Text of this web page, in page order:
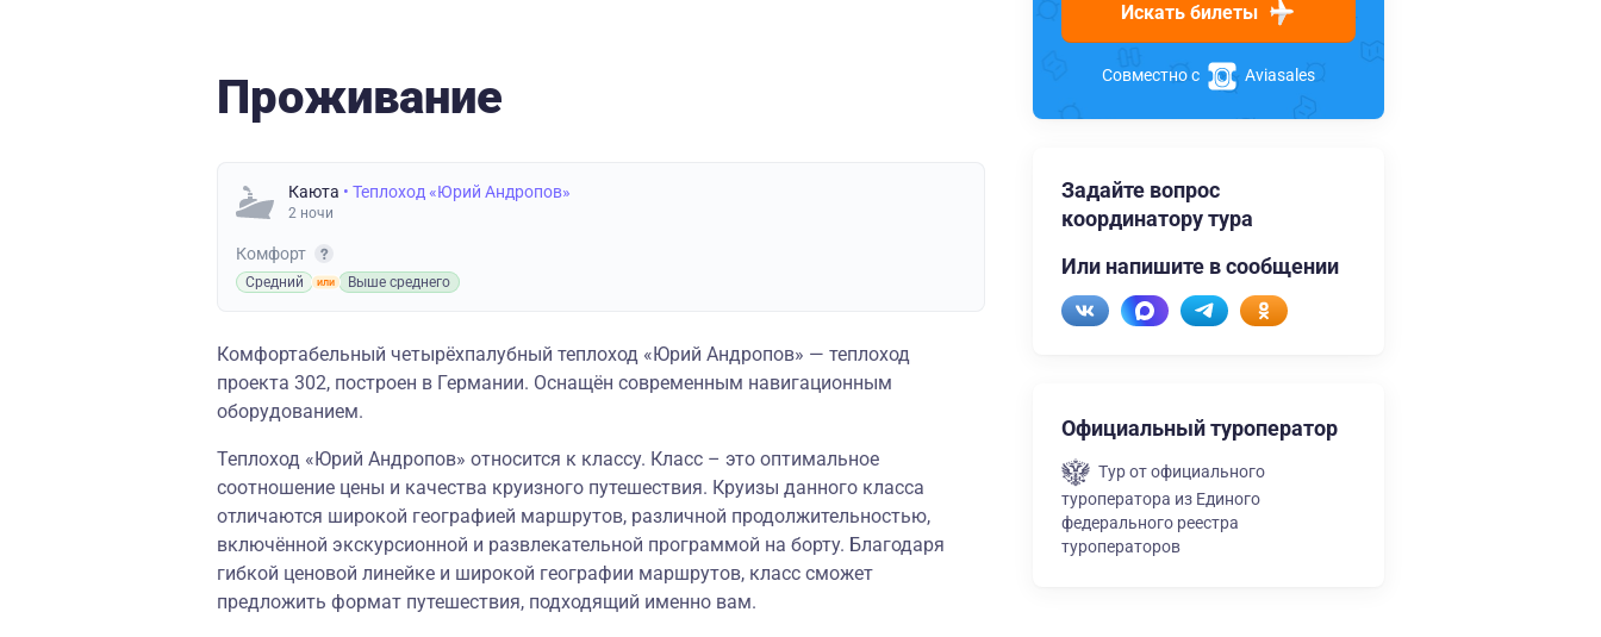
Проживание
Каюта • Теплоход «Юрий Андропов»
2 ночи
Комфорт
Средний Выше среднего
Комфортабельный четырёхпалубный теплоход «Юрий Андропов» — теплоход
проекта 302, построен в Германии. Оснащён современным навигационным
оборудованием.
Теплоход «Юрий Андропов» относится к классу. Класс – это оптимальное
соотношение цены и качества круизного путешествия. Круизы данного класса
отличаются широкой географией маршрутов, различной продолжительностью,
включённой экскурсионной и развлекательной программой на борту. Благодаря
гибкой ценовой линейке и широкой географии маршрутов, класс сможет
предложить формат путешествия, подходящий именно вам.
Искать билеты
Совместно с Aviasales
Задайте вопрос
координатору тура
Или напишите в сообщении
Официальный туроператор
Тур от официального
туроператора из Единого
федерального реестра
туроператоров